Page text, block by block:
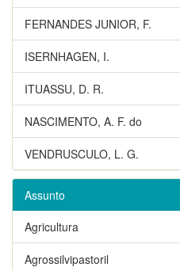
FERNANDES JUNIOR, F.
ISERNHAGEN, I.
ITUASSU, D. R.
NASCIMENTO, A. F. do
VENDRUSCULO, L. G.
Assunto
Agricultura
Agrossilvipastoril